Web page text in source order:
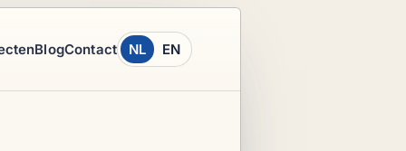
BlogContact NL EN